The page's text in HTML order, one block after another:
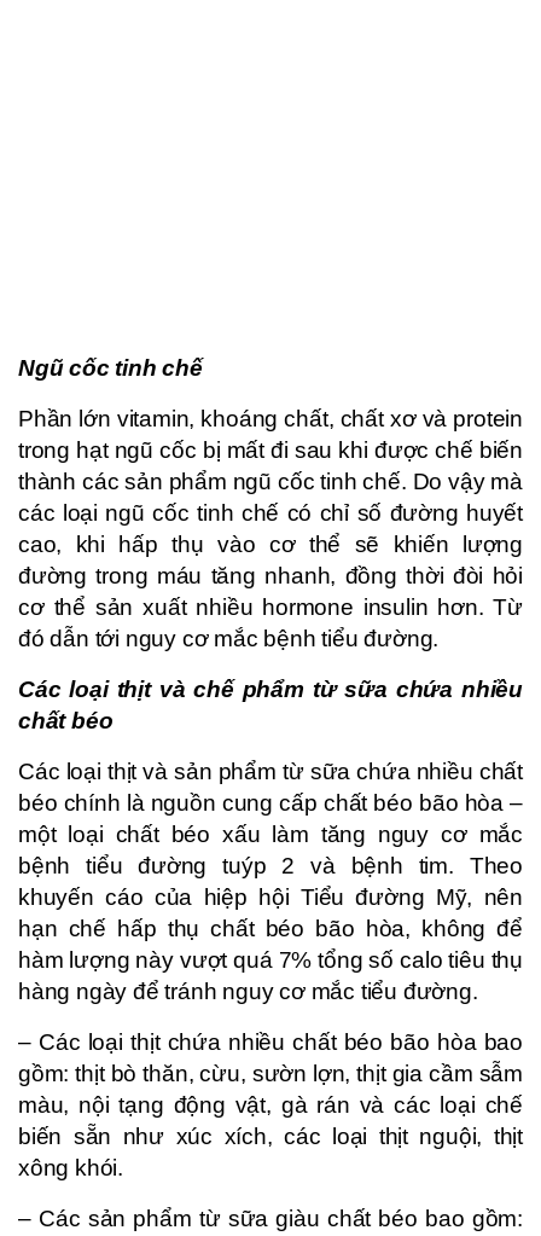
Ngũ cốc tinh chế
Phần lớn vitamin, khoáng chất, chất xơ và protein
trong hạt ngũ cốc bị mất đi sau khi được chế biến
thành các sản phẩm ngũ cốc tinh chế. Do vậy mà
các loại ngũ cốc tinh chế có chỉ số đường huyết
cao, khi hấp thụ vào cơ thể sẽ khiến lượng
đường trong máu tăng nhanh, đồng thời đòi hỏi
cơ thể sản xuất nhiều hormone insulin hơn. Từ
đó dẫn tới nguy cơ mắc bệnh tiểu đường.
Các loại thịt và chế phẩm từ sữa chứa nhiều
chất béo
Các loại thịt và sản phẩm từ sữa chứa nhiều chất
béo chính là nguồn cung cấp chất béo bão hòa –
một loại chất béo xấu làm tăng nguy cơ mắc
bệnh tiểu đường tuýp 2 và bệnh tim. Theo
khuyến cáo của hiệp hội Tiểu đường Mỹ, nên
hạn chế hấp thụ chất béo bão hòa, không để
hàm lượng này vượt quá 7% tổng số calo tiêu thụ
hàng ngày để tránh nguy cơ mắc tiểu đường.
– Các loại thịt chứa nhiều chất béo bão hòa bao
gồm: thịt bò thăn, cừu, sườn lợn, thịt gia cầm sẫm
màu, nội tạng động vật, gà rán và các loại chế
biến sẵn như xúc xích, các loại thịt nguội, thịt
xông khói.
– Các sản phẩm từ sữa giàu chất béo bao gồm: